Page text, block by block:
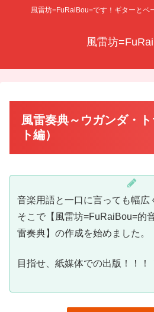
風雷坊=FuRaiBou=です！ギターとベ
風雷坊
風雷奏典～ウガンダ・
ト編）
音楽用語と一口に言っても幅広
そこで【風雷坊=FuRaiBou=的
雷奏典】の作成を始めました。
目指せ、紙媒体での出版！！！